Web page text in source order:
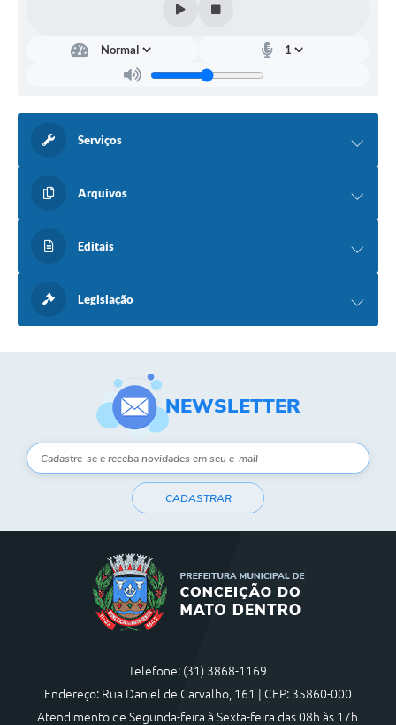
Serviços
Arquivos
Editais
Legislação
NEWSLETTER
CADASTRAR
Telefone: (31) 3868-1169
Endereço: Rua Daniel de Carvalho, 161 | CEP: 35860-000
Atendimento de Segunda-feira à Sexta-feira das 08h às 17h